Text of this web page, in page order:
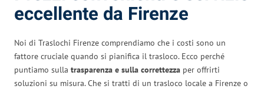
eccellente da Firenze
Noi di Traslochi Firenze comprendiamo che i costi sono un
fattore cruciale quando si pianifica il trasloco. Ecco perché
puntiamo sulla trasparenza e sulla correttezza per offrirti
soluzioni su misura. Che si tratti di un trasloco locale a Firenze o